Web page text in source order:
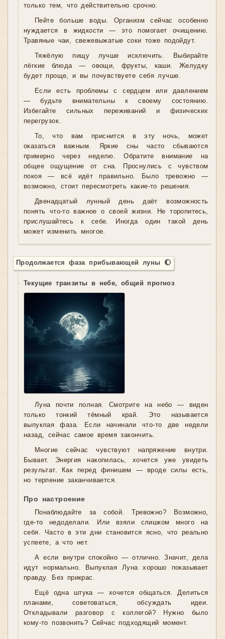
только тем, что действительно срочно.
Пейте больше воды. Организм сейчас особенно
нуждается в жидкости — это помогает очищению.
Травяные чаи, свежевыжатые соки тоже подойдут.
Тяжёлую пищу лучше исключить. Выбирайте
лёгкие блюда — овощи, фрукты, каши. Желудку
будет проще, и вы почувствуете себя лучше.
Если есть проблемы с сердцем или давлением
— будьте внимательны к своему состоянию.
Избегайте сильных переживаний и физических
перегрузок.
То, что вам приснится в эту ночь, может
оказаться важным. Яркие сны часто сбываются
примерно через неделю. Обратите внимание на
общее ощущение от сна. Проснулись с чувством
покоя — всё идёт правильно. Было тревожно —
возможно, стоит пересмотреть какие-то решения.
Двенадцатый лунный день даёт возможность
понять что-то важное о своей жизни. Не торопитесь,
прислушайтесь к себе. Иногда один такой день
может изменить многое.
Продолжается фаза прибывающей луны 🌔
Текущие транзиты в небе, общий прогноз
Луна почти полная. Смотрите на небо — виден
только тонкий тёмный край. Это называется
выпуклая фаза. Если начинали что-то две недели
назад, сейчас самое время закончить.
Многие сейчас чувствуют напряжение внутри.
Бывает. Энергия накопилась, хочется уже увидеть
результат. Как перед финишем — вроде силы есть,
но терпение заканчивается.
Про настроение
Понаблюдайте за собой. Тревожно? Возможно,
где-то недоделали. Или взяли слишком много на
себя. Часто в эти дни становится ясно, что реально
успеете, а что нет.
А если внутри спокойно — отлично. Значит, дела
идут нормально. Выпуклая Луна хорошо показывает
правду. Без прикрас.
Ещё одна штука — хочется общаться. Делиться
планами, советоваться, обсуждать идеи.
Откладывали разговор с коллегой? Нужно было
кому-то позвонить? Сейчас подходящий момент.